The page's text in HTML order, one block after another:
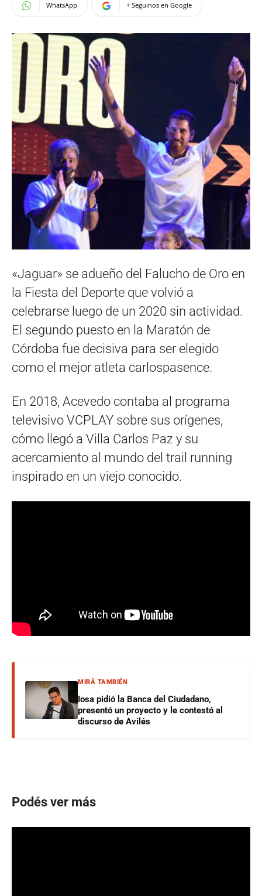
WhatsApp + Seguinos en Google
«Jaguar» se adueño del Falucho de Oro en
la Fiesta del Deporte que volvió a
celebrarse luego de un 2020 sin actividad.
El segundo puesto en la Maratón de
Córdoba fue decisiva para ser elegido
como el mejor atleta carlospasence.
En 2018, Acevedo contaba al programa
televisivo VCPLAY sobre sus orígenes,
cómo llegó a Villa Carlos Paz y su
acercamiento al mundo del trail running
inspirado en un viejo conocido.
MIRÁ TAMBIÉN
Iosa pidió la Banca del Ciudadano,
presentó un proyecto y le contestó al
discurso de Avilés
Podés ver más